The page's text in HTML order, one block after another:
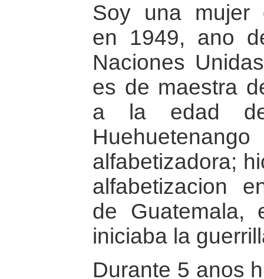
Soy una mujer
en 1949, ano
Naciones
es de maestra
a la edad
alfabetizadora;
alfabetizacion
de Guatemala,
iniciaba la
Durante 5 anos